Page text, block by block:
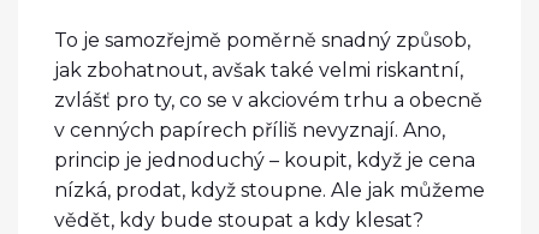
To je samozřejmě poměrně snadný způsob,
jak zbohatnout, avšak také velmi riskantní,
zvlášť pro ty, co se v akciovém trhu a obecně
v cenných papírech příliš nevyznají. Ano,
princip je jednoduchý – koupit, když je cena
nízká, prodat, když stoupne. Ale jak můžeme
vědět, kdy bude stoupat a kdy klesat?